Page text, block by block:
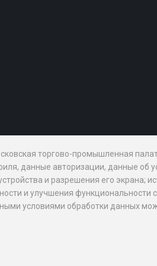
торгово-промышленная
данные авторизации, данные об
и разрешения его экрана;
и улучшения функциональности
условиями обработки данных